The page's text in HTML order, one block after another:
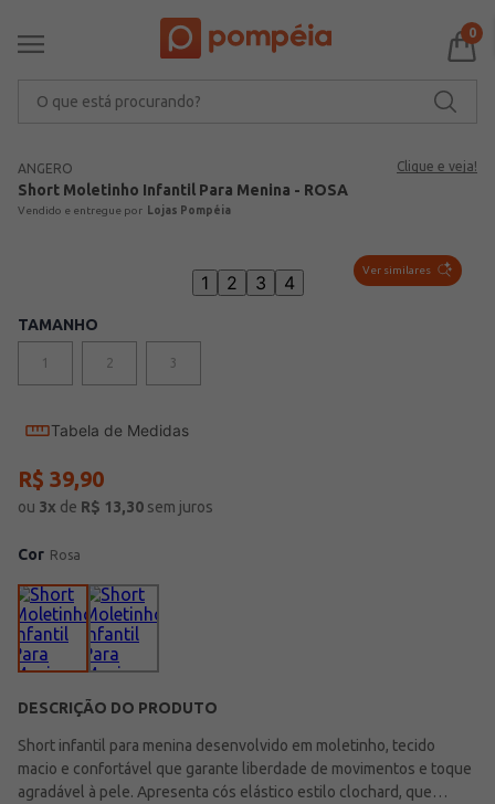
0
ANGERO Clique e veja!
Short Moletinho Infantil Para Menina - ROSA
Lojas Pompéia
Ver similares
1 2 3 4
TAMANHO
1 2 3
Tabela de Medidas
R$ 39,90
ou 3x de R$ 13,30 sem juros
Cor Rosa
DESCRIÇÃO DO PRODUTO
Short infantil para menina desenvolvido em moletinho, tecido
macio e confortável que garante liberdade de movimentos e toque
agradável à pele. Apresenta cós elástico estilo clochard, que